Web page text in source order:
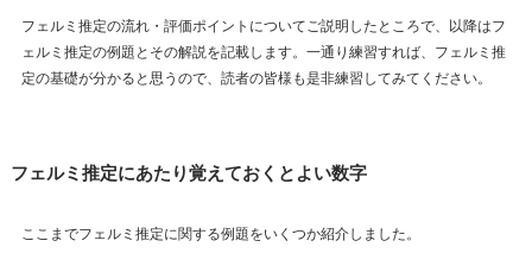
フェルミ推定の流れ・評価ポイントについてご説明したところで、以降はフ
ェルミ推定の例題とその解説を記載します。一通り練習すれば、フェルミ推
定の基礎が分かると思うので、読者の皆様も是非練習してみてください。
フェルミ推定にあたり覚えておくとよい数字
ここまでフェルミ推定に関する例題をいくつか紹介しました。